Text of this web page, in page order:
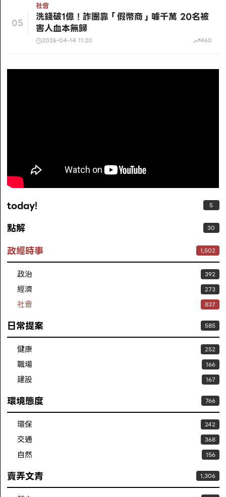
05
社會
洗錢破1億！詐團靠「假幣商」噱千萬 20名被
害人血本無歸
2026-04-14 11:20 460
today! 5
點解 30
政經時事 1,502
政治 392
經濟 273
社會 837
日常提案 585
健康 252
職場 166
建設 167
環境態度 766
環保 242
交通 368
自然 156
賣弄文青 1,306